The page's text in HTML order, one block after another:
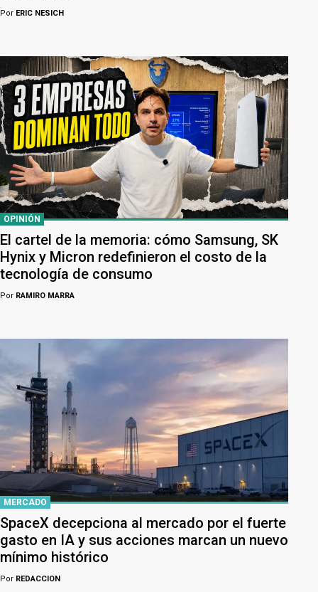
Por ERIC NESICH
OPINIÓN
El cartel de la memoria: cómo Samsung, SK
Hynix y Micron redefinieron el costo de la
tecnología de consumo
Por RAMIRO MARRA
MERCADO
SpaceX decepciona al mercado por el fuerte
gasto en IA y sus acciones marcan un nuevo
mínimo histórico
Por REDACCION